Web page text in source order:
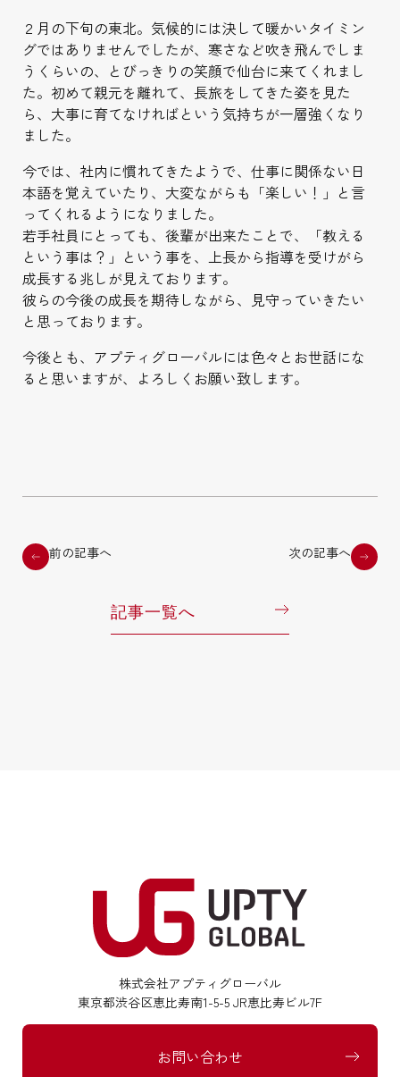
２月の下旬の東北。気候的には決して暖かいタイミン
グではありませんでしたが、寒さなど吹き飛んでしま
うくらいの、とびっきりの笑顔で仙台に来てくれまし
た。初めて親元を離れて、長旅をしてきた姿を見た
ら、大事に育てなければという気持ちが一層強くなり
ました。
今では、社内に慣れてきたようで、仕事に関係ない日
本語を覚えていたり、大変ながらも「楽しい！」と言
ってくれるようになりました。
若手社員にとっても、後輩が出来たことで、「教える
という事は？」という事を、上長から指導を受けがら
成長する兆しが見えております。
彼らの今後の成長を期待しながら、見守っていきたい
と思っております。
今後とも、アプティグローバルには色々とお世話にな
ると思いますが、よろしくお願い致します。
前の記事へ
記事一覧へ
次の記事へ
株式会社アプティグローバル
東京都渋谷区恵比寿南1-5-5 JR恵比寿ビル7F
お問い合わせ